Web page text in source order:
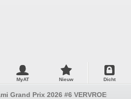
MyAT Nieuw Dicht
Grand Prix 2026 #6 VERVROEGD!!!!!